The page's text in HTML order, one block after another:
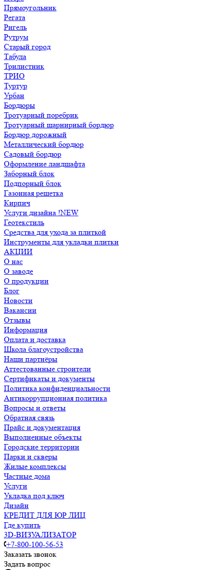
Прямоугольник
Регата
Ригель
Рутрум
Старый город
Табула
Трилистник
ТРИО
Туртур
Урбан
Бордюры
Тротуарный поребрик
Тротуарный шарнирный бордюр
Бордюр дорожный
Металлический бордюр
Садовый бордюр
Оформление ландшафта
Заборный блок
Подпорный блок
Газонная решетка
Кирпич
Услуги дизайна !NEW
Геотекстиль
Средства для ухода за плиткой
Инструменты для укладки плитки
АКЦИИ
О нас
О заводе
О продукции
Блог
Новости
Вакансии
Отзывы
Информация
Оплата и доставка
Школа благоустройства
Наши партнёры
Аттестованные строители
Сертификаты и документы
Политика конфиденциальности
Антикоррупционная политика
Вопросы и ответы
Обратная связь
Прайс и документация
Выполненные объекты
Городские территории
Парки и скверы
Жилые комплексы
Частные дома
Услуги
Укладка под ключ
Дизайн
КРЕДИТ ДЛЯ ЮР ЛИЦ
Где купить
3D-ВИЗУАЛИЗАТОР
+7-800-100-56-53
Заказать звонок
Задать вопрос